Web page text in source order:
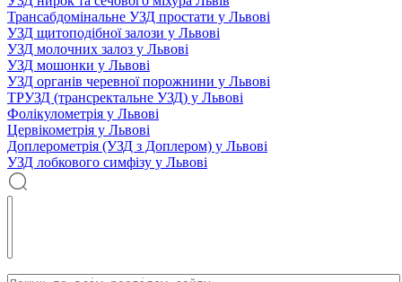
Трансабдомінальне УЗД простати у Львові
УЗД щитоподібної залози у Львові
УЗД молочних залоз у Львові
УЗД мошонки у Львові
УЗД органів черевної порожнини у Львові
ТРУЗД (трансректальне УЗД) у Львові
Фолікулометрія у Львові
Цервікометрія у Львові
Доплерометрія (УЗД з Доплером) у Львові
УЗД лобкового симфізу у Львові